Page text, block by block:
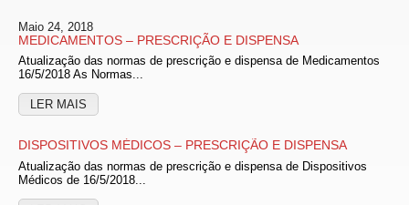
Maio 24, 2018
MEDICAMENTOS – PRESCRIÇÃO E DISPENSA
Atualização das normas de prescrição e dispensa de Medicamentos
16/5/2018 As Normas...
LER MAIS
DISPOSITIVOS MÉDICOS – PRESCRIÇÃO E DISPENSA
Atualização das normas de prescrição e dispensa de Dispositivos
Médicos de 16/5/2018...